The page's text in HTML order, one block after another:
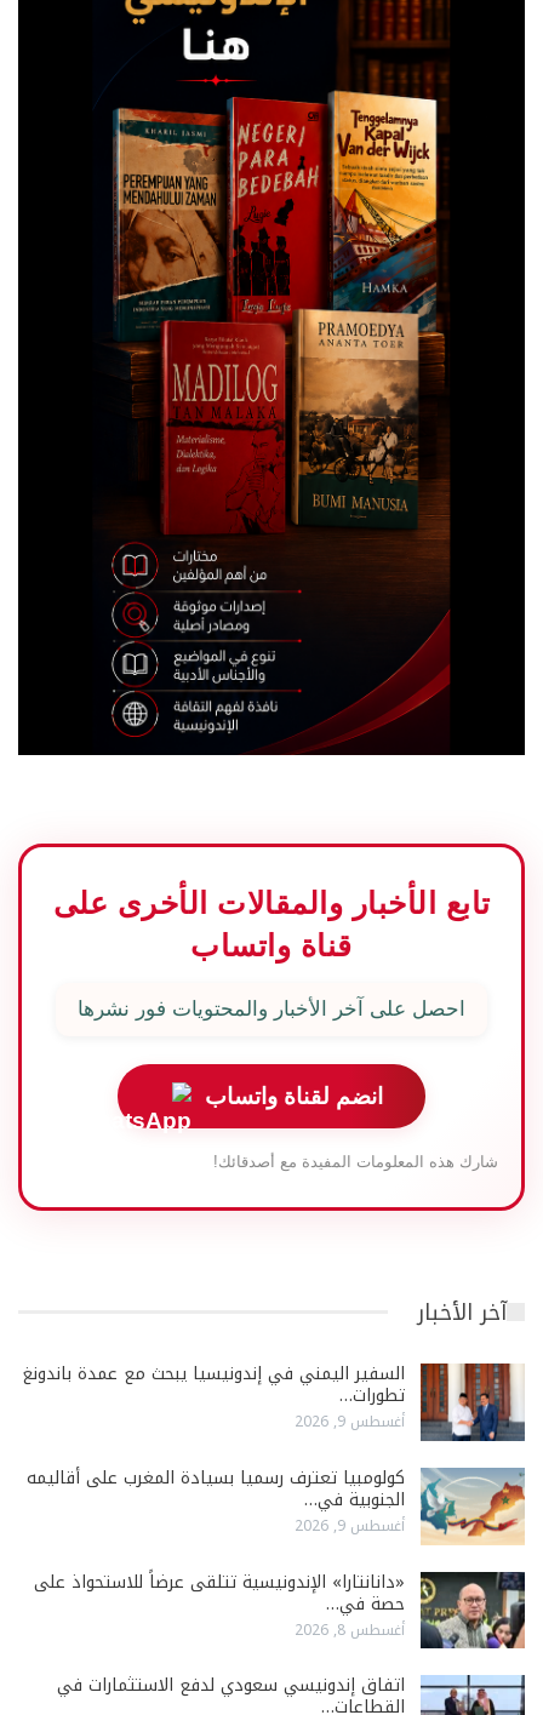
تابع الأخبار والمقالات الأخرى على
قناة واتساب
احصل على آخر الأخبار والمحتويات فور نشرها
انضم لقناة واتساب
شارك هذه المعلومات المفيدة مع أصدقائك!
آخر الأخبار
السفير اليمني في إندونيسيا يبحث مع عمدة باندونغ
تطورات…
أغسطس 9, 2026
كولومبيا تعترف رسميا بسيادة المغرب على أقاليمه
الجنوبية في…
أغسطس 9, 2026
«دانانتارا» الإندونيسية تتلقى عرضاً للاستحواذ على
حصة في…
أغسطس 8, 2026
اتفاق إندونيسي سعودي لدفع الاستثمارات في
القطاعات…